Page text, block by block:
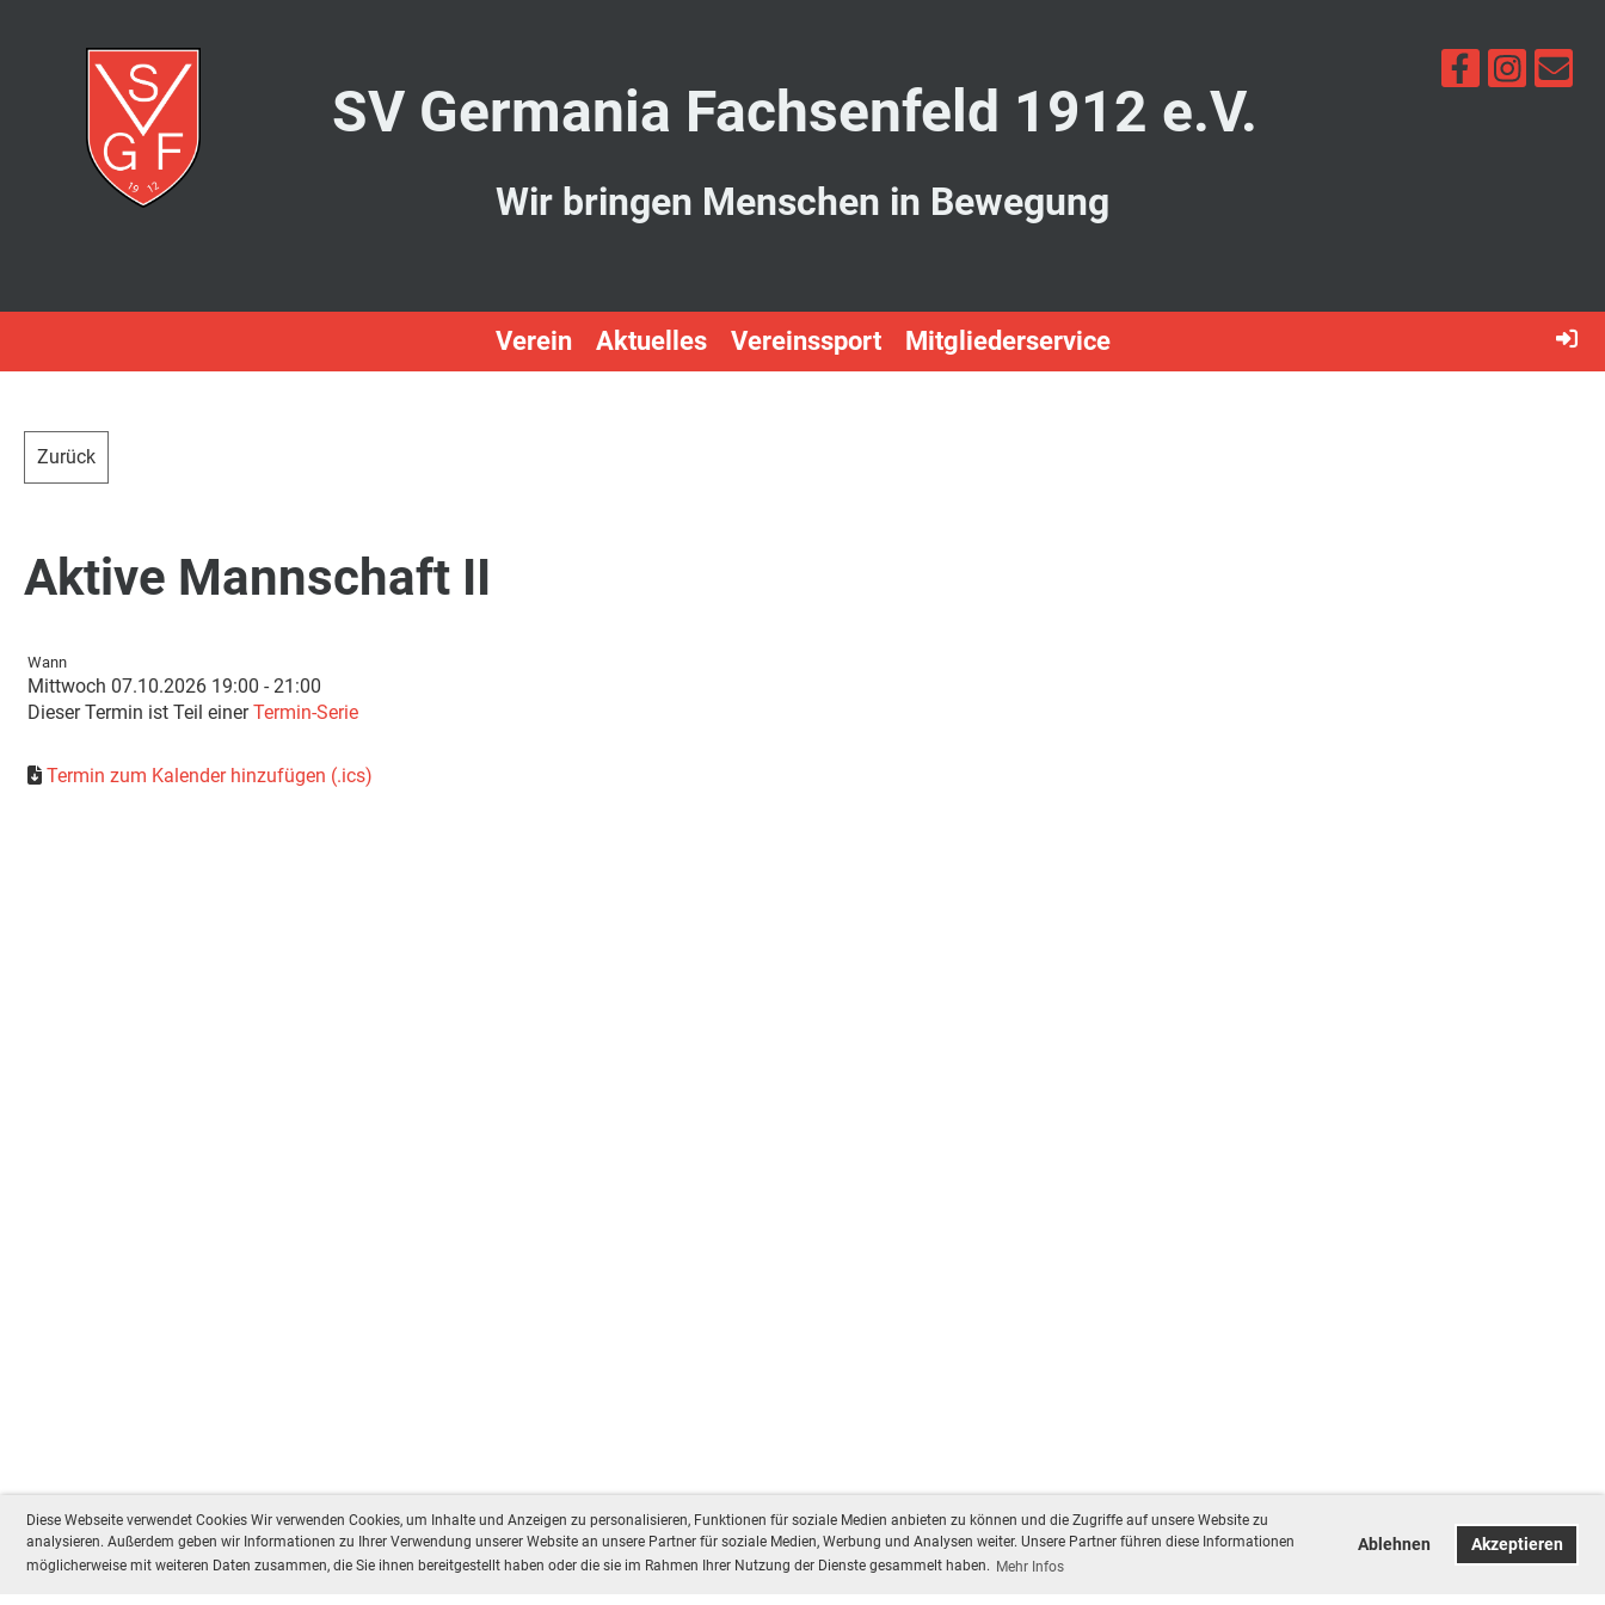
Diese Webseite verwendet Cookies Wir verwenden Cookies, um Inhalte und Anzeigen zu personalisieren, Funktionen für soziale Medien anbieten zu können und die Zugriffe auf unsere Website zu
analysieren. Außerdem geben wir Informationen zu Ihrer Verwendung unserer Website an unsere Partner für soziale Medien, Werbung und Analysen weiter. Unsere Partner führen diese Informationen
möglicherweise mit weiteren Daten zusammen, die Sie ihnen bereitgestellt haben oder die sie im Rahmen Ihrer Nutzung der Dienste gesammelt haben. Mehr Infos
Ablehnen Akzeptieren
SV Germania Fachsenfeld 1912 e.V.
Wir bringen Menschen in Bewegung
Verein Aktuelles Vereinssport Mitgliederservice
Zurück
Aktive Mannschaft II
Wann
Mittwoch 07.10.2026 19:00 - 21:00
Dieser Termin ist Teil einerTermin-Serie
Termin zum Kalender hinzufügen (.ics)